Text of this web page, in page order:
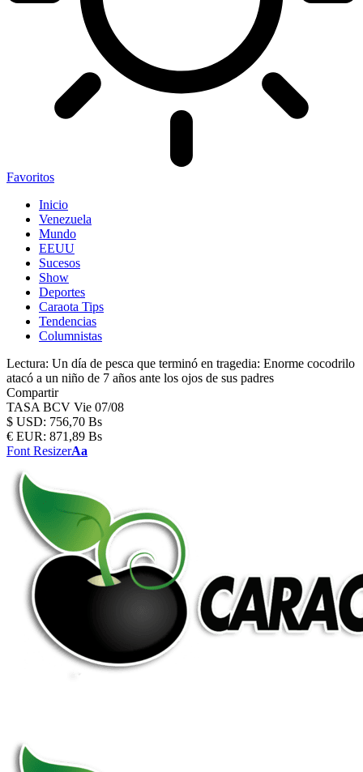
Favoritos
Inicio
Venezuela
Mundo
EEUU
Sucesos
Show
Deportes
Caraota Tips
Tendencias
Columnistas
Lectura: Un día de pesca que terminó en tragedia: Enorme cocodrilo
atacó a un niño de 7 años ante los ojos de sus padres
Compartir
TASA BCV Vie 07/08
$ USD: 756,70 Bs
€ EUR: 871,89 Bs
Font ResizerAa